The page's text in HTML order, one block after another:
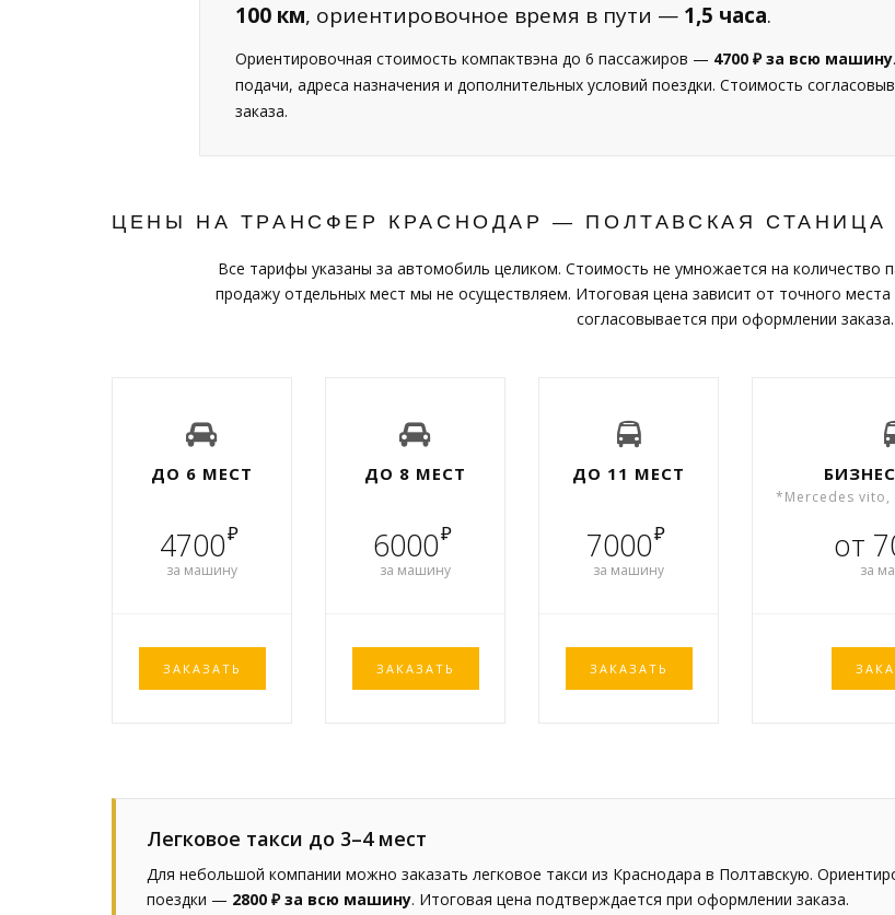
100 км, ориентировочное время в пути — 1,5 часа.
Ориентировочная стоимость компактвэна до 6 пассажиров — 4700 ₽ за всю машину
подачи, адреса назначения и дополнительных условий поездки. Стоимость
заказа.
ЦЕНЫ НА ТРАНСФЕР КРАСНОДАР — ПОЛТАВСКАЯ СТАНИЦА
Все тарифы указаны за автомобиль целиком. Стоимость не умножается на количество
продажу отдельных мест мы не осуществляем. Итоговая цена зависит от точного места
согласовывается при оформлении заказа.
ДО 6 МЕСТ
4700₽
за машину
ЗАКАЗАТЬ
ДО 8 МЕСТ
6000₽
за машину
ЗАКАЗАТЬ
ДО 11 МЕСТ
7000₽
за машину
ЗАКАЗАТЬ
*Mercedes vito,
от
за
Легковое такси до 3–4 мест
Для небольшой компании можно заказать легковое такси из Краснодара в Полтавскую.
поездки — 2800 ₽ за всю машину. Итоговая цена подтверждается при оформлении заказа.